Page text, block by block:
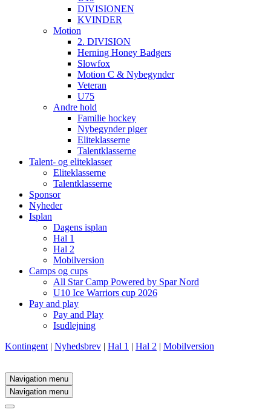
DIVISIONEN
KVINDER
Motion
2. DIVISION
Herning Honey Badgers
Slowfox
Motion C & Nybegynder
Veteran
U75
Andre hold
Familie hockey
Nybegynder piger
Eliteklasserne
Talentklasserne
Talent- og eliteklasser
Eliteklasserne
Talentklasserne
Sponsor
Nyheder
Isplan
Dagens isplan
Hal 1
Hal 2
Mobilversion
Camps og cups
All Star Camp Powered by Spar Nord
U10 Ice Warriors cup 2026
Pay and play
Pay and Play
Isudlejning
Kontingent | Nyhedsbrev | Hal 1 | Hal 2 | Mobilversion
Navigation menu
Navigation menu